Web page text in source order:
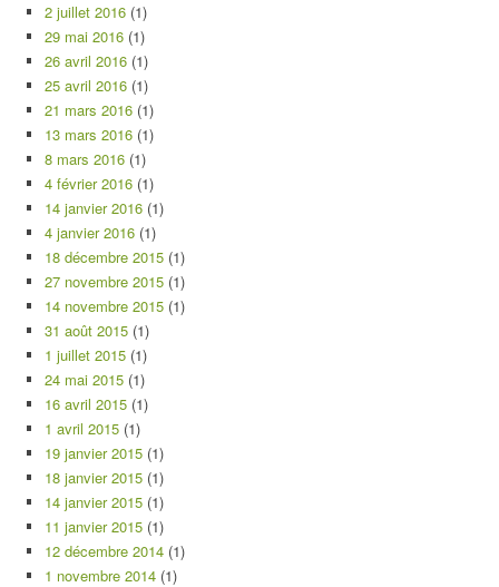
2 juillet 2016 (1)
29 mai 2016 (1)
26 avril 2016 (1)
25 avril 2016 (1)
21 mars 2016 (1)
13 mars 2016 (1)
8 mars 2016 (1)
4 février 2016 (1)
14 janvier 2016 (1)
4 janvier 2016 (1)
18 décembre 2015 (1)
27 novembre 2015 (1)
14 novembre 2015 (1)
31 août 2015 (1)
1 juillet 2015 (1)
24 mai 2015 (1)
16 avril 2015 (1)
1 avril 2015 (1)
19 janvier 2015 (1)
18 janvier 2015 (1)
14 janvier 2015 (1)
11 janvier 2015 (1)
12 décembre 2014 (1)
1 novembre 2014 (1)